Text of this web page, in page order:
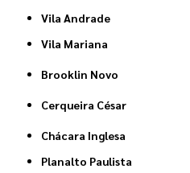
Vila Andrade
Vila Mariana
Brooklin Novo
Cerqueira César
Chácara Inglesa
Planalto Paulista